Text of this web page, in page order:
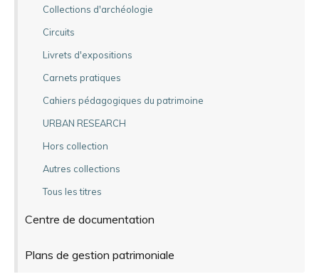
Collections d'archéologie
Circuits
Livrets d'expositions
Carnets pratiques
Cahiers pédagogiques du patrimoine
URBAN RESEARCH
Hors collection
Autres collections
Tous les titres
Centre de documentation
Plans de gestion patrimoniale